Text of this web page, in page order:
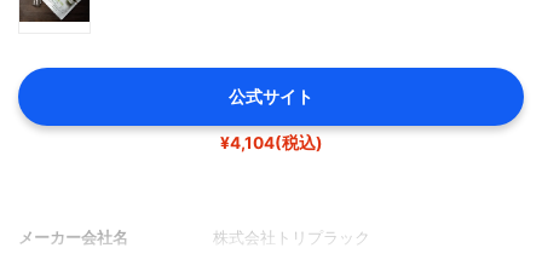
公式サイト
¥4,104(税込)
メーカー会社名 株式会社トリプラック